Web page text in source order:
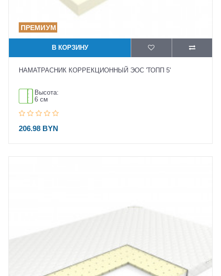
В КОРЗИНУ
НАМАТРАСНИК КОРРЕКЦИОННЫЙ ЭОС 'ТОПП 5'
Высота:
6 см
206.98 BYN